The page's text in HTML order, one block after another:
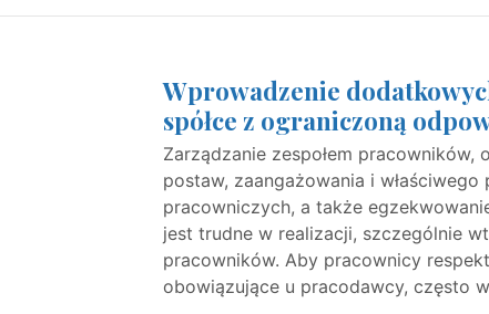
Wprowadzenie
spółce z ograniczoną
Zarządzanie zespołem
postaw, zaangażowania i
pracowniczych, a także
jest trudne w realizacji, szczególnie
pracowników. Aby pracownicy
obowiązujące u pracodawcy, często